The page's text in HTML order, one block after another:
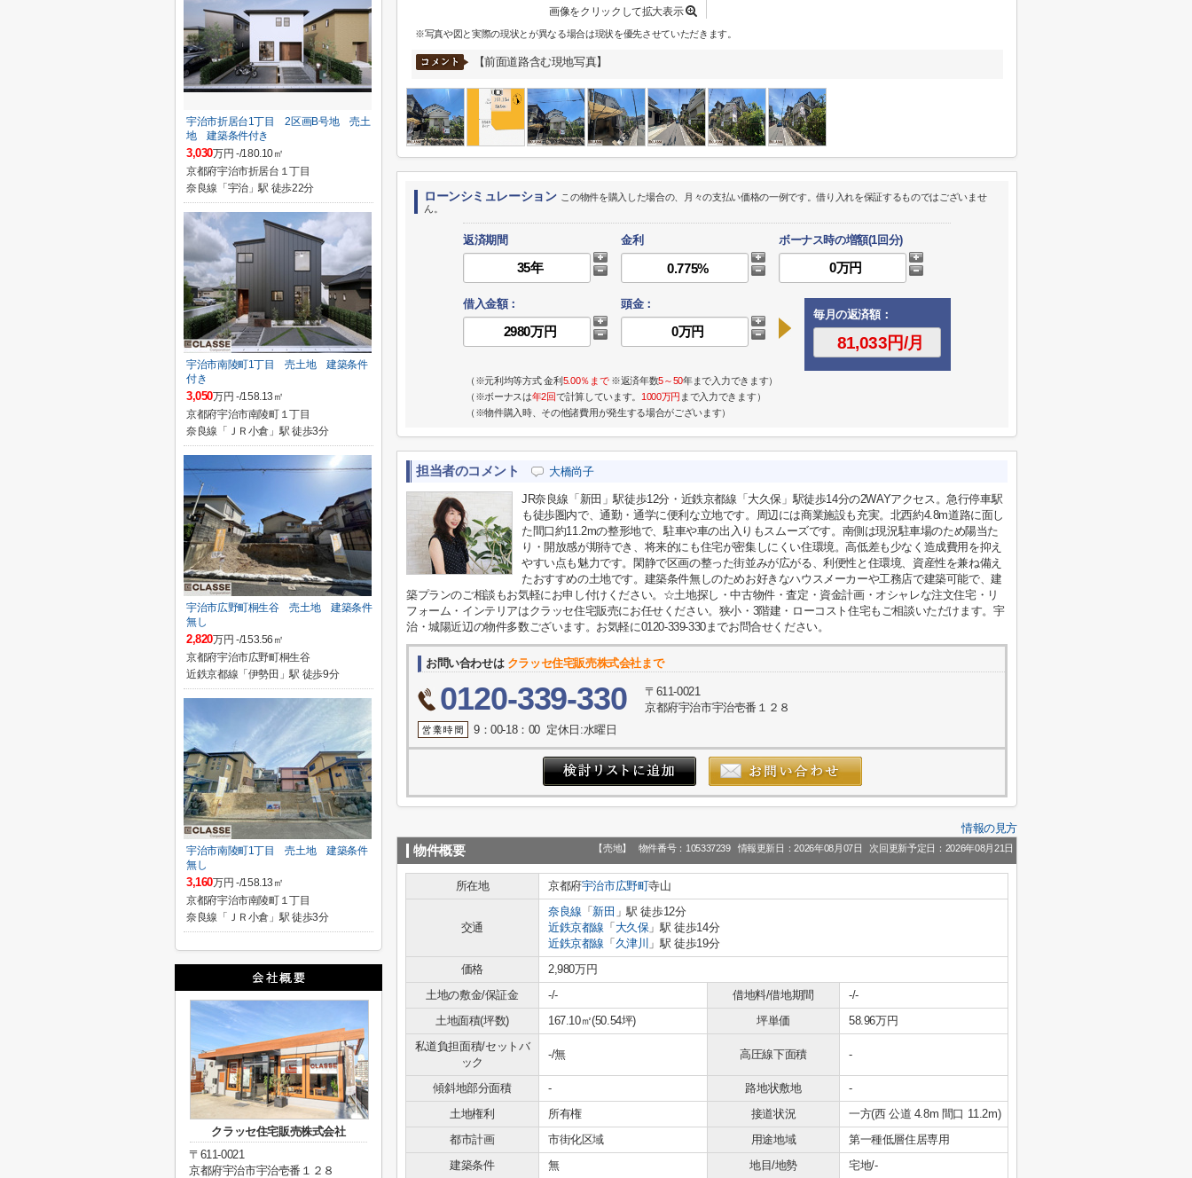
画像をクリックして拡大表示
※写真や図と実際の現状とが異なる場合は現状を優先させていただきます。
【前面道路含む現地写真】
ローンシミュレーション この物件を購入した場合の、月々の支払い価格の一例です。借り入れを保証するものではございませ
ん。
返済期間 金利 ボーナス時の増額(1回分)
借入金額：
頭金：
毎月の返済額：
（※元利均等方式 金利5.00％まで※返済年数5～50年まで入力できます）
（※ボーナスは年2回で計算しています。 1000万円 まで入力できます）
（※物件購入時、その他諸費用が発生する場合がございます）
担当者のコメント 大橋尚子
JR奈良線「新田」駅徒歩12分・近鉄京都線「大久保」駅徒歩14分の2WAYアクセス。急行停車駅
も徒歩圏内で、通勤・通学に便利な立地です。周辺には商業施設も充実。北西約4.8m道路に面し
た間口約11.2mの整形地で、駐車や車の出入りもスムーズです。南側は現況駐車場のため陽当た
り・開放感が期待でき、将来的にも住宅が密集しにくい住環境。高低差も少なく造成費用を抑え
やすい点も魅力です。閑静で区画の整った街並みが広がる、利便性と住環境、資産性を兼ね備え
たおすすめの土地です。建築条件無しのためお好きなハウスメーカーや工務店で建築可能で、建
築プランのご相談もお気軽にお申し付けください。☆土地探し・中古物件・査定・資金計画・オシャレな注文住宅・リ
フォーム・インテリアはクラッセ住宅販売にお任せください。狭小・3階建・ローコスト住宅もご相談いただけます。宇
治・城陽近辺の物件多数ございます。お気軽に0120-339-330までお問合せください。
お問い合わせは クラッセ住宅販売株式会社まで
0120-339-330
〒611-0021
京都府宇治市宇治壱番１２８
9：00-18：00 定休日:水曜日
情報の見方
物件概要 【売地】 物件番号：105337239 情報更新日：2026年08月07日 次回更新予定日：2026年08月21日
所在地 京都府宇治市広野町寺山
交通
奈良線 「 新田 」駅 徒歩12分
近鉄京都線 「 大久保」駅 徒歩14分
近鉄京都線 「 久津川 」駅 徒歩19分
価格
2,980万円
土地の敷金/保証金
-/- 借地料/借地期間
-/-
土地面積(坪数)
167.10㎡(50.54坪) 坪単価
58.96万円
私道負担面積/セットバ
ック
-/無 高圧線下面積 -
傾斜地部分面積 - 路地状敷地
-
土地権利
所有権 接道状況
一方(西 公道 4.8m 間口 11.2m)
都市計画
市街化区域 用途地域
第一種低層住居専用
建築条件
無 地目/地勢
宅地/-
宇治市折居台1丁目 2区画B号地 売土
地 建築条件付き
3,030万円 -/180.10㎡
京都府宇治市折居台１丁目
奈良線「宇治」駅 徒歩22分
宇治市南陵町1丁目 売土地 建築条件
付き
3,050万円 -/158.13㎡
京都府宇治市南陵町１丁目
奈良線「ＪＲ小倉」駅 徒歩3分
宇治市広野町桐生谷 売土地 建築条件
無し
2,820万円 -/153.56㎡
京都府宇治市広野町桐生谷
近鉄京都線「伊勢田」駅 徒歩9分
宇治市南陵町1丁目 売土地 建築条件
無し
3,160万円 -/158.13㎡
京都府宇治市南陵町１丁目
奈良線「ＪＲ小倉」駅 徒歩3分
クラッセ住宅販売株式会社
〒611-0021
京都府宇治市宇治壱番１２８